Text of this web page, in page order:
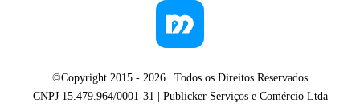
©Copyright 2015 - 2026 | Todos os Direitos Reservados
CNPJ 15.479.964/0001-31 | Publicker Serviços e Comércio Ltda